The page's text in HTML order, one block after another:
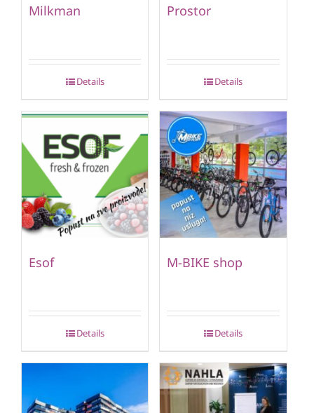
Milkman
Details
Prostor
Details
Esof
Details
M-BIKE shop
Details